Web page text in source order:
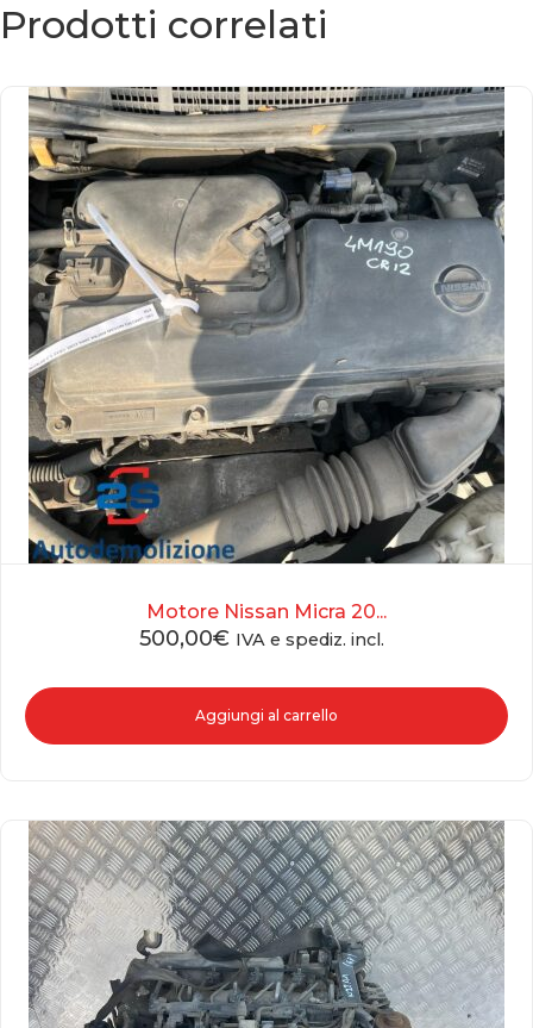
Prodotti correlati
Motore Nissan Micra 20...
500,00€ IVA e spediz. incl.
Aggiungi al carrello